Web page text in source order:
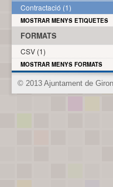
Contractació (1)
MOSTRAR MENYS ETIQUETES
FORMATS
CSV (1)
MOSTRAR MENYS FORMATS
© 2013 Ajuntament de